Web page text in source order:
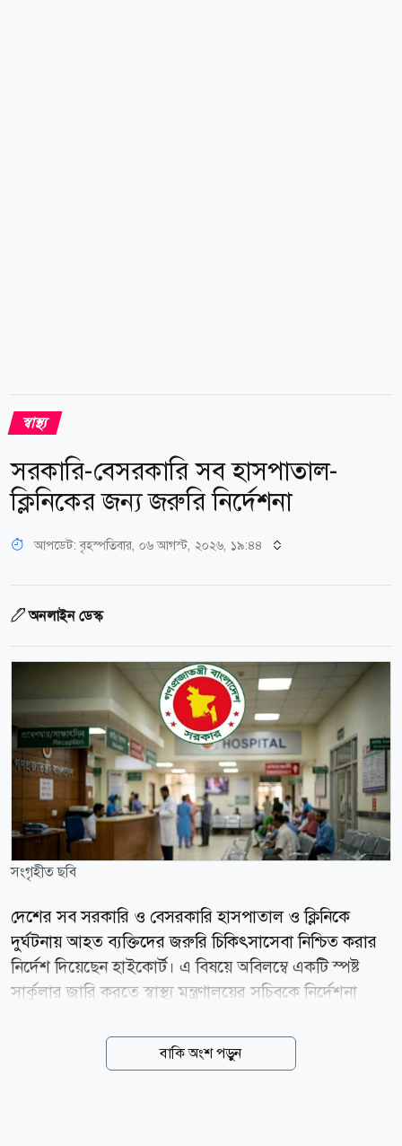
স্বাস্থ্য
সরকারি-বেসরকারি সব হাসপাতাল-
ক্লিনিকের জন্য জরুরি নির্দেশনা
আপডেট: বৃহস্পতিবার, ০৬ আগস্ট, ২০২৬, ১৯:৪৪
অনলাইন ডেস্ক
সংগৃহীত ছবি
দেশের সব সরকারি ও বেসরকারি হাসপাতাল ও ক্লিনিকে
দুর্ঘটনায় আহত ব্যক্তিদের জরুরি চিকিৎসাসেবা নিশ্চিত করার
নির্দেশ দিয়েছেন হাইকোর্ট। এ বিষয়ে অবিলম্বে একটি স্পষ্ট
সার্কুলার জারি করতে স্বাস্থ্য মন্ত্রণালয়ের সচিবকে নির্দেশনা
হাবিবুল গনি এবং বিচারপতি সৈয়দ মোহাম্মদ তাজরুল
হোসেনের সমন্বয়ে গঠিত হাইকোর্ট বেঞ্চ এসংক্রান্ত জারি করা
বাকি অংশ পড়ুন